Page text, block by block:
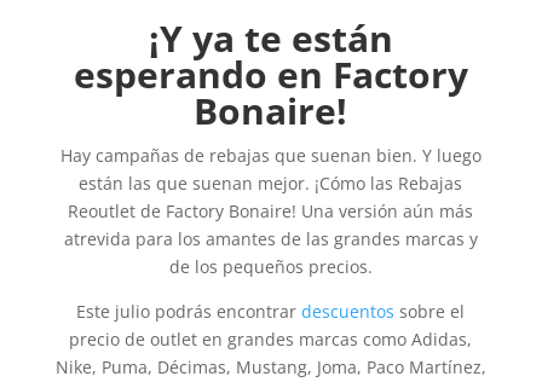
¡Y ya te están
esperando en Factory
Bonaire!
Hay campañas de rebajas que suenan bien. Y luego
están las que suenan mejor. ¡Cómo las Rebajas
Reoutlet de Factory Bonaire! Una versión aún más
atrevida para los amantes de las grandes marcas y
de los pequeños precios.
Este julio podrás encontrardescuentos sobre el
precio de outlet en grandes marcas como Adidas,
Nike, Puma, Décimas, Mustang, Joma, Paco Martínez,